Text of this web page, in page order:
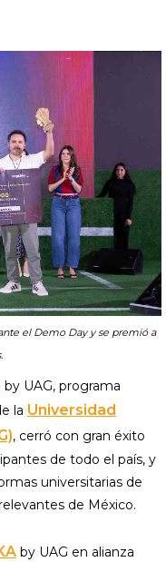
el Demo Day y se premió a
UAG, programa
la Universidad
, cerró con gran éxito
de todo el país, y
universitarias de
de México.
by UAG en alianza